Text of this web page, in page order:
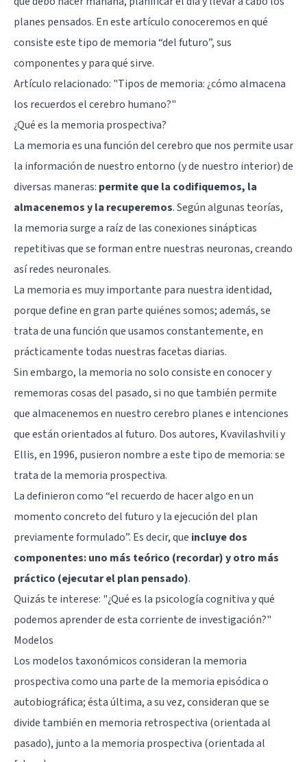
planes pensados. En este artículo conoceremos en qué
consiste este tipo de memoria “del futuro”, sus
componentes y para qué sirve.
Artículo relacionado: "Tipos de memoria: ¿cómo almacena
los recuerdos el cerebro humano?"
¿Qué es la memoria prospectiva?
La memoria es una función del cerebro que nos permite usar
la información de nuestro entorno (y de nuestro interior) de
diversas maneras: permite que la codifiquemos, la
almacenemos y la recuperemos. Según algunas teorías,
la memoria surge a raíz de las conexiones sinápticas
repetitivas que se forman entre nuestras neuronas, creando
así redes neuronales.
La memoria es muy importante para nuestra identidad,
porque define en gran parte quiénes somos; además, se
trata de una función que usamos constantemente, en
prácticamente todas nuestras facetas diarias.
Sin embargo, la memoria no solo consiste en conocer y
rememoras cosas del pasado, si no que también permite
que almacenemos en nuestro cerebro planes e intenciones
que están orientados al futuro. Dos autores, Kvavilashvili y
Ellis, en 1996, pusieron nombre a este tipo de memoria: se
trata de la memoria prospectiva.
La definieron como “el recuerdo de hacer algo en un
momento concreto del futuro y la ejecución del plan
previamente formulado”. Es decir, que incluye dos
componentes: uno más teórico (recordar) y otro más
práctico (ejecutar el plan pensado).
Quizás te interese: "¿Qué es la psicología cognitiva y qué
podemos aprender de esta corriente de investigación?"
Modelos
Los modelos taxonómicos consideran la memoria
prospectiva como una parte de la memoria episódica o
autobiográfica; ésta última, a su vez, consideran que se
divide también en memoria retrospectiva (orientada al
pasado), junto a la memoria prospectiva (orientada al